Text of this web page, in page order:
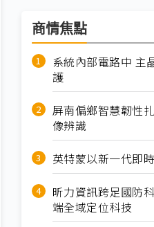
商情焦點
系統內部電路中 主
護
屏南偏鄉智慧韌性
像辨識
英特蒙以新一代即
昕力資訊跨足國防
端全域定位科技